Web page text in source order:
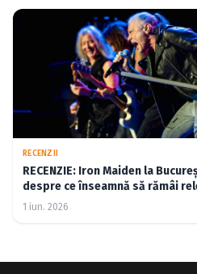
RECENZII
RECENZIE: Iron Maiden la București – o lecție
despre ce înseamnă să rămâi
cincizeci de ani (FOTO)
1 iun. 2026